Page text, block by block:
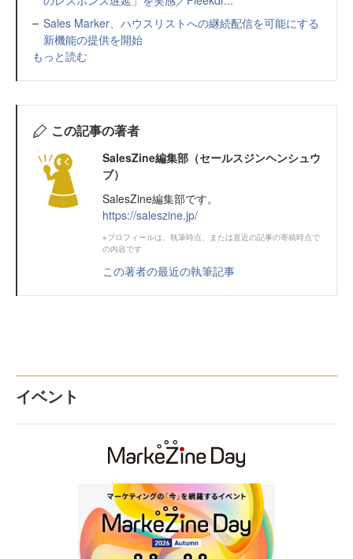
Sales Marker、ハウスリストへの継続配信を可能にする
新機能の提供を開始
もっと読む
この記事の著者
SalesZine編集部（セールスジンヘンシュウ
ブ）
SalesZine編集部です。
https://saleszine.jp/
※プロフィールは、執筆時点、または直近の記事の寄稿時点で
の内容です
この著者の最近の執筆記事
イベント